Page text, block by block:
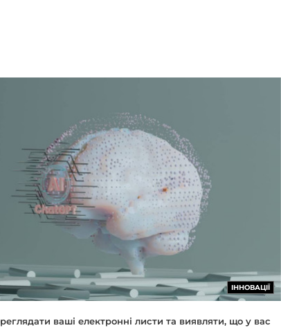
ІННОВАЦІЇ
ваші електронні листи та виявляти, що у вас